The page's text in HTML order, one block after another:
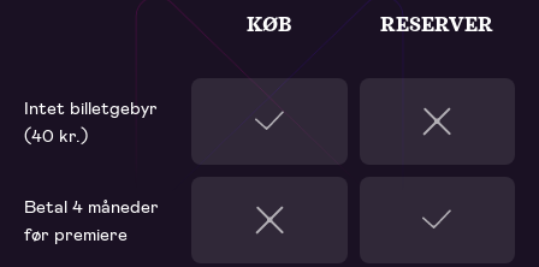
KØB RESERVER
Intet billetgebyr
(40 kr.)
Betal 4 måneder
før premiere